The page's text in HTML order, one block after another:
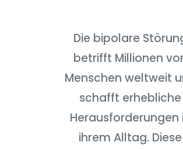
Die bipolare
betrifft Millionen
Menschen weltweit
schafft erhebliche
Herausforderungen
ihrem Alltag. Diese